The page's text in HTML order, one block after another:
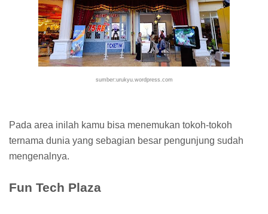
sumber:urukyu.wordpress.com
Pada area inilah kamu bisa menemukan tokoh-tokoh
ternama dunia yang sebagian besar pengunjung sudah
mengenalnya.
Fun Tech Plaza